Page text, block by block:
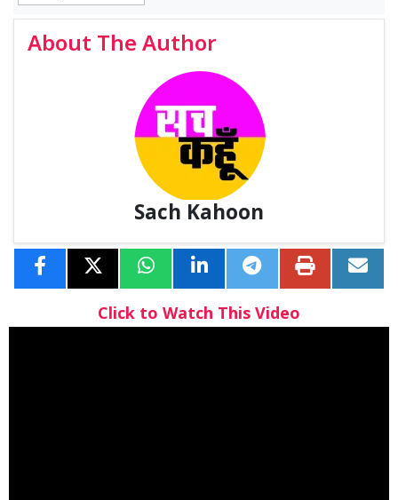
About The Author
Sach Kahoon
Click to Watch This Video